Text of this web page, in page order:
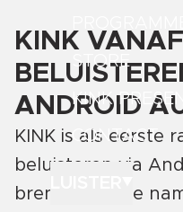
STORE
KINK
CONTACT
KINK
ANDROID
KINK is als eerste
beluisteren via
brengt Google